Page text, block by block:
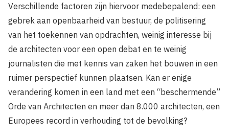
Verschillende factoren zijn hiervoor medebepalend: een
gebrek aan openbaarheid van bestuur, de politisering
van het toekennen van opdrachten, weinig interesse bij
de architecten voor een open debat en te weinig
journalisten die met kennis van zaken het bouwen in een
ruimer perspectief kunnen plaatsen. Kan er enige
verandering komen in een land met een “beschermende”
Orde van Architecten en meer dan 8.000 architecten, een
Europees record in verhouding tot de bevolking?